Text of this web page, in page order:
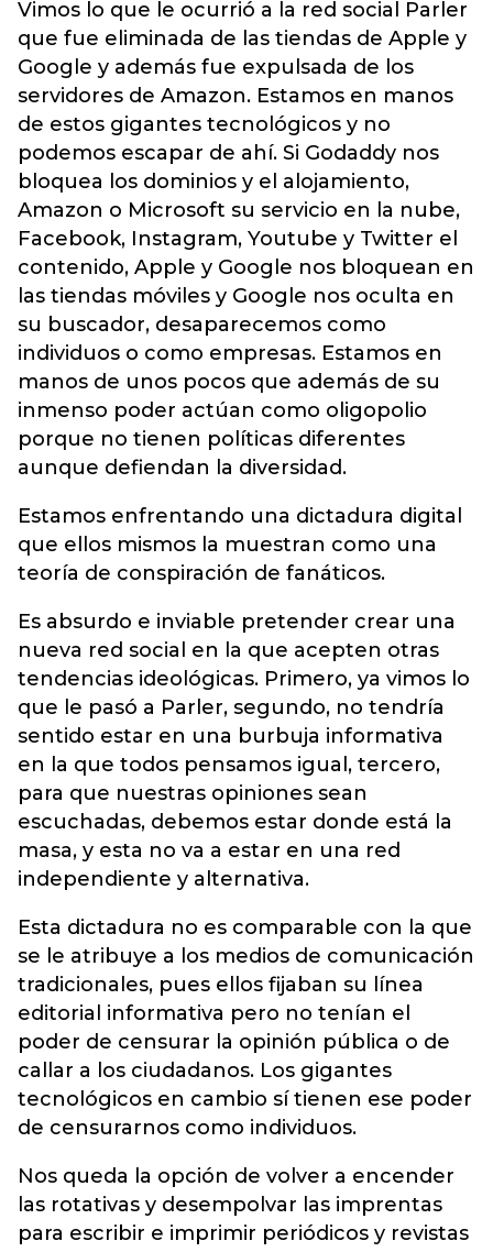
Vimos lo que le ocurrió a la red social Parler
que fue eliminada de las tiendas de Apple y
Google y además fue expulsada de los
servidores de Amazon. Estamos en manos
de estos gigantes tecnológicos y no
podemos escapar de ahí. Si Godaddy nos
bloquea los dominios y el alojamiento,
Amazon o Microsoft su servicio en la nube,
Facebook, Instagram, Youtube y Twitter el
contenido, Apple y Google nos bloquean en
las tiendas móviles y Google nos oculta en
su buscador, desaparecemos como
individuos o como empresas. Estamos en
manos de unos pocos que además de su
inmenso poder actúan como oligopolio
porque no tienen políticas diferentes
aunque defiendan la diversidad.
Estamos enfrentando una dictadura digital
que ellos mismos la muestran como una
teoría de conspiración de fanáticos.
Es absurdo e inviable pretender crear una
nueva red social en la que acepten otras
tendencias ideológicas. Primero, ya vimos lo
que le pasó a Parler, segundo, no tendría
sentido estar en una burbuja informativa
en la que todos pensamos igual, tercero,
para que nuestras opiniones sean
escuchadas, debemos estar donde está la
masa, y esta no va a estar en una red
independiente y alternativa.
Esta dictadura no es comparable con la que
se le atribuye a los medios de comunicación
tradicionales, pues ellos fijaban su línea
editorial informativa pero no tenían el
poder de censurar la opinión pública o de
callar a los ciudadanos. Los gigantes
tecnológicos en cambio sí tienen ese poder
de censurarnos como individuos.
Nos queda la opción de volver a encender
las rotativas y desempolvar las imprentas
para escribir e imprimir periódicos y revistas